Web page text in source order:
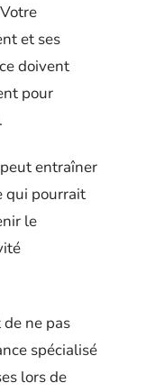
et ses
doivent
pour
peut entraîner
qui pourrait
le
ne pas
spécialisé
lors de